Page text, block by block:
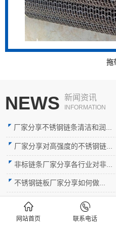
拖
NEWS 新闻资讯
INFORMATION
厂家分享不锈钢链条清洁和润...
厂家分享对高强度的不锈钢链...
非标链条厂家分享各行业对非...
不锈钢链板​厂家分享如何做...
知道安装后如何避免不锈钢链...
网站首页 联系电话